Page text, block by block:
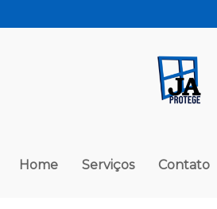
Home Serviços Contato